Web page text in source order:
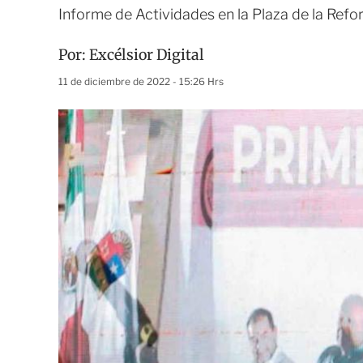
Informe de Actividades en la Plaza de la
Por: Excélsior Digital
11 de diciembre de 2022 - 15:26 Hrs